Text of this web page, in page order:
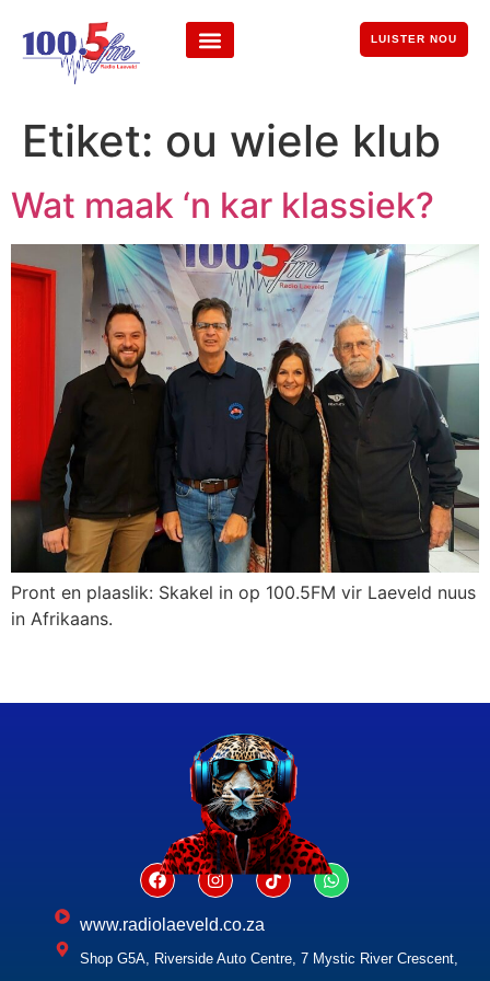
LUISTER NOU
Etiket: ou wiele klub
Wat maak ‘n kar klassiek?
Pront en plaaslik: Skakel in op 100.5FM vir Laeveld nuus
in Afrikaans.
www.radiolaeveld.co.za
Shop G5A, Riverside Auto Centre, 7 Mystic River Crescent,